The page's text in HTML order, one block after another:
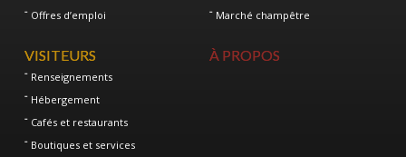
Offres d’emploi
Marché champêtre
VISITEURS
Renseignements
Hébergement
Cafés et restaurants
Boutiques et services
À PROPOS